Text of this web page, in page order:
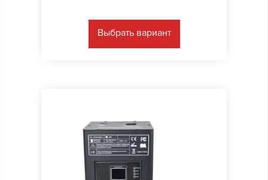
Выбрать вариант